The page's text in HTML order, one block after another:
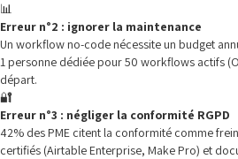
📊
Erreur n°2 : ignorer la maintenance
Un workflow no-code nécessite un budget
1 personne dédiée pour 50 workflows actifs
départ.
🔐
Erreur n°3 : négliger la conformité RGPD
42% des PME citent la conformité comme
certifiés (Airtable Enterprise, Make Pro) et